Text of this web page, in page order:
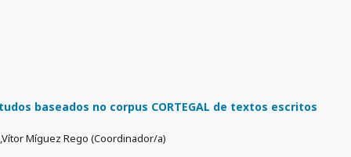
baseados no corpus CORTEGAL de textos escritos
Míguez Rego (Coordinador/a)